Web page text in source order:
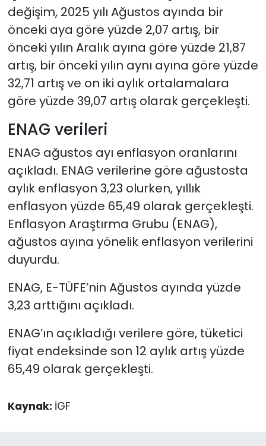
değişim, 2025 yılı Ağustos ayında bir
önceki aya göre yüzde 2,07 artış, bir
önceki yılın Aralık ayına göre yüzde 21,87
artış, bir önceki yılın aynı ayına göre yüzde
32,71 artış ve on iki aylık ortalamalara
göre yüzde 39,07 artış olarak gerçekleşti.
ENAG verileri
ENAG ağustos ayı enflasyon oranlarını
açıkladı. ENAG verilerine göre ağustosta
aylık enflasyon 3,23 olurken, yıllık
enflasyon yüzde 65,49 olarak gerçekleşti.
Enflasyon Araştırma Grubu (ENAG),
ağustos ayına yönelik enflasyon verilerini
duyurdu.
ENAG, E-TÜFE’nin Ağustos ayında yüzde
3,23 arttığını açıkladı.
ENAG’ın açıkladığı verilere göre, tüketici
fiyat endeksinde son 12 aylık artış yüzde
65,49 olarak gerçekleşti.
Kaynak: İGF